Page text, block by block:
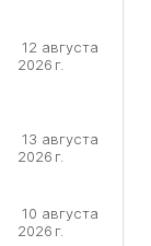
12 августа
2026 г.
13 августа
2026 г.
10 августа
2026 г.